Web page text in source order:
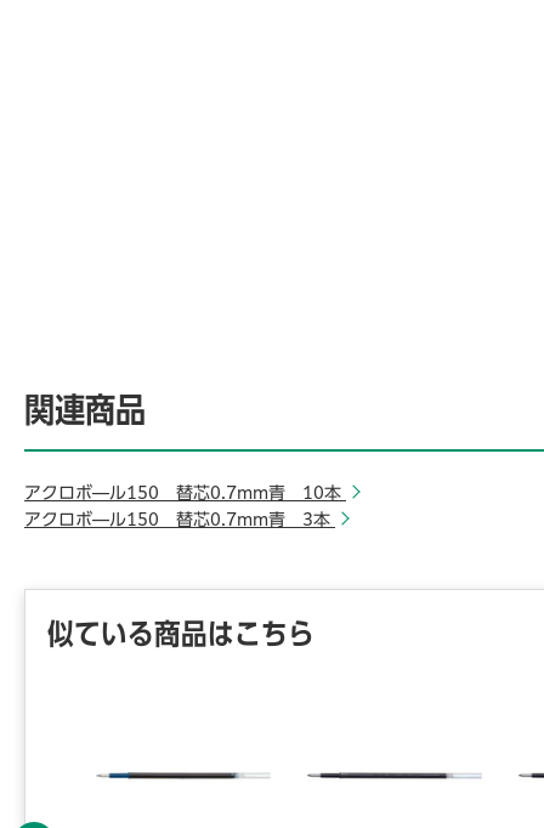
関連商品
アクロボ―ル150 替芯0.7mm青 10本
アクロボ―ル150 替芯0.7mm青 3本
似ている商品はこちら